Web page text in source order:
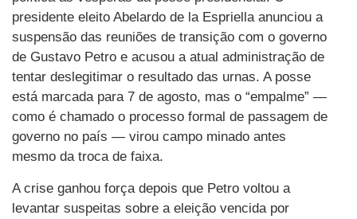
presidente eleito Abelardo de la Espriella anunciou a
suspensão das reuniões de transição com o governo
de Gustavo Petro e acusou a atual administração de
tentar deslegitimar o resultado das urnas. A posse
está marcada para 7 de agosto, mas o “empalme” —
como é chamado o processo formal de passagem de
governo no país — virou campo minado antes
mesmo da troca de faixa.
A crise ganhou força depois que Petro voltou a
levantar suspeitas sobre a eleição vencida por